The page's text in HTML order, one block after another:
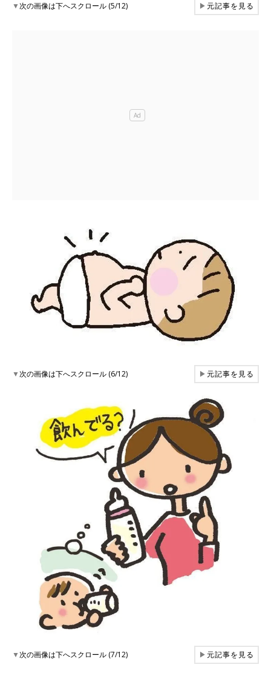
▼次の画像は下へスクロール (5/12) ▶元記事を見る
▼次の画像は下へスクロール (6/12) ▶元記事を見る
▼次の画像は下へスクロール (7/12) ▶元記事を見る